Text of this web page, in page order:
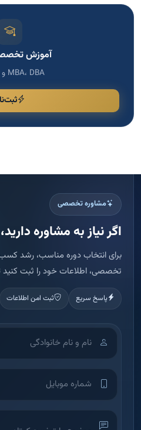
آموزش
MBA، DBA و ورکشاپ
مشاوره تخصصی
اگر نیاز به مشاوره
برای انتخاب دوره مناسب، رشد
تخصصی، اطلاعات خود را ثبت کنید
پاسخ سریع ثبت امن اطلاعات